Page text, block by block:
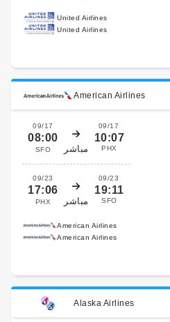
United Airlines
United Airlines
American Airlines
09/17
08:00
SFO مباشر
09/17
10:07
PHX
09/23
17:06
PHX مباشر
09/23
19:11
SFO
American Airlines
American Airlines
Alaska Airlines